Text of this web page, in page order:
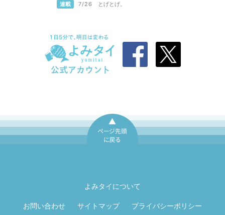
連載 7/26 とげとげ。
よみタイについて
お問い合わせ サイトマップ プライバシーポリシー